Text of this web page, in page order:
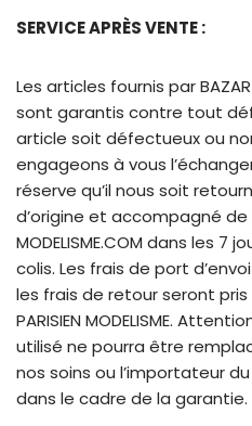
SERVICE APRÈS VENTE :
Les articles fournis par BAZAR
sont garantis contre tout
article soit défectueux ou
engageons à vous
réserve qu’il nous soit
d’origine et accompagné de
MODELISME.COM dans les
colis. Les frais de port
les frais de retour seront pris
PARISIEN MODELISME.
utilisé ne pourra être
nos soins ou l’importateur
dans le cadre de la garantie.